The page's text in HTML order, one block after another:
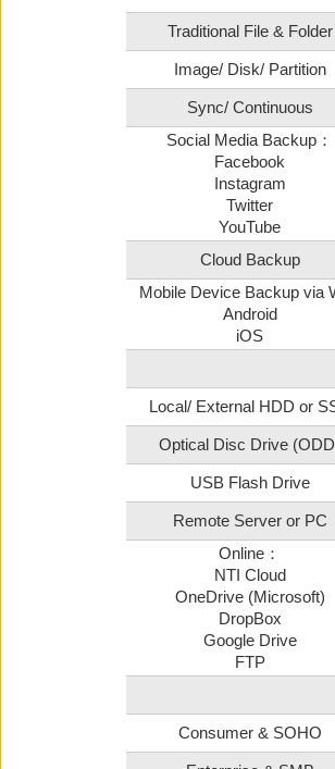
Traditional File & Folder
Image/ Disk/ Partition
Sync/ Continuous
Social Media Backup：
Facebook
Instagram
Twitter
YouTube
Cloud Backup
Mobile Device Backup via
Android
iOS
Local/ External HDD or
Optical Disc Drive
USB Flash Drive
Remote Server or PC
Online：
NTI Cloud
OneDrive (Microsoft)
DropBox
Google Drive
FTP
Consumer & SOHO